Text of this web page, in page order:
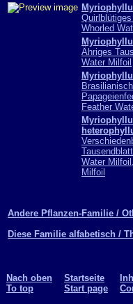
Whorled
Ähriges
Water Milfoil
Feather
Water
Milfoil
Andere Pflanzen-Familie /
Diese Familie alfabetisch /
Nach oben
To top
Startseite
Start page